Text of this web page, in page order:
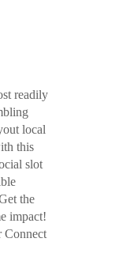
readily
local
this
slot
the
impact!
Connect